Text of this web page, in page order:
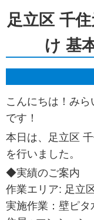
足立区 千
け 基
こんにちは！み
です！
本日は、足立区
を行いました。
◆実績のご案内
作業エリア: 足立
実施作業：壁ピタ